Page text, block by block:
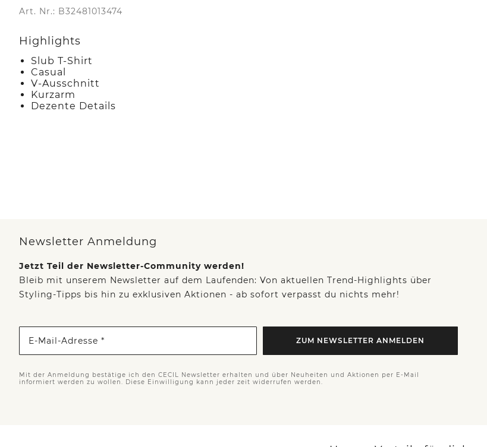
Art. Nr.: B32481013474
Highlights
Slub T-Shirt
Casual
V-Ausschnitt
Kurzarm
Dezente Details
Newsletter Anmeldung
Jetzt Teil der Newsletter-Community werden!
Bleib mit unserem Newsletter auf dem Laufenden: Von aktuellen Trend-Highlights über
Styling-Tipps bis hin zu exklusiven Aktionen - ab sofort verpasst du nichts mehr!
E-Mail-Adresse * ZUM NEWSLETTER ANMELDEN
Mit der Anmeldung bestätige ich den CECIL Newsletter erhalten und über Neuheiten und Aktionen per E-Mail
informiert werden zu wollen. Diese Einwilligung kann jeder zeit widerrufen werden.